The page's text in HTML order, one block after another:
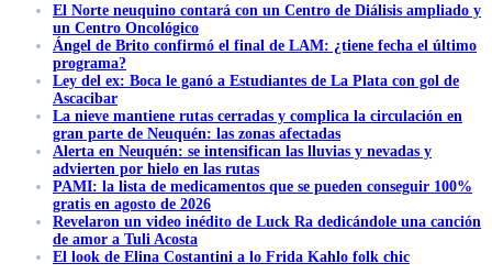
El Norte neuquino contará con un Centro de Diálisis ampliado y
un Centro Oncológico
Ángel de Brito confirmó el final de LAM: ¿tiene fecha el último
programa?
Ley del ex: Boca le ganó a Estudiantes de La Plata con gol de
Ascacibar
La nieve mantiene rutas cerradas y complica la circulación en
gran parte de Neuquén: las zonas afectadas
Alerta en Neuquén: se intensifican las lluvias y nevadas y
advierten por hielo en las rutas
PAMI: la lista de medicamentos que se pueden conseguir 100%
gratis en agosto de 2026
Revelaron un video inédito de Luck Ra dedicándole una canción
de amor a Tuli Acosta
El look de Elina Costantini a lo Frida Kahlo folk chic